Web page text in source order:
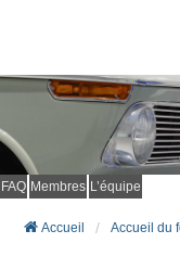
FAQ Membres L’équipe
Accueil Accueil du